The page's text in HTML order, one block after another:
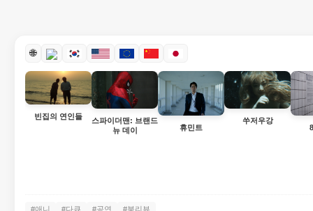
🌐
빈집의 연인들
스파이더맨: 브랜드
뉴 데이
휴민트
쑤저우강
#애니 #다큐 #공연 #북리뷰